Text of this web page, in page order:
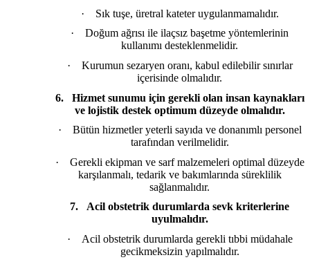
·
Sık tuşe, üretral kateter uygulanmamalıdır.
·
Doğum ağrısı ile ilaçsız başetme yöntemlerinin
kullanımı desteklenmelidir.
·
Kurumun sezaryen oranı, kabul edilebilir sınırlar
içerisinde olmalıdır.
6.
Hizmet sunumu için gerekli olan insan kaynakları
ve lojistik destek optimum düzeyde olmalıdır.
·
Bütün hizmetler yeterli sayıda ve donanımlı personel
tarafından verilmelidir.
·
Gerekli ekipman ve sarf malzemeleri optimal düzeyde
karşılanmalı, tedarik ve bakımlarında süreklilik
sağlanmalıdır.
7.
Acil obstetrik durumlarda sevk kriterlerine
uyulmalıdır.
·
Acil obstetrik durumlarda gerekli tıbbi müdahale
gecikmeksizin yapılmalıdır.